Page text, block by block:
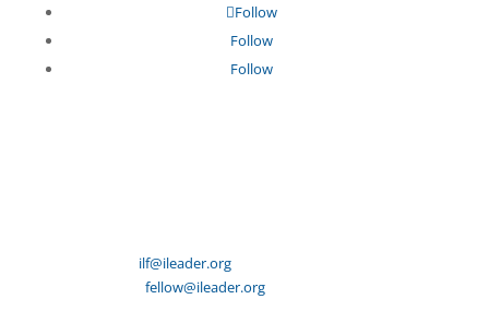
Follow
Follow
Follow
ilf@ileader.org(general inquiries)
fellow@ileader.org